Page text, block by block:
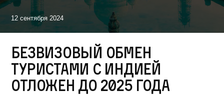
12 сентября 2024
Безвизовый обмен
туристами с Индией
отложен до 2025 года